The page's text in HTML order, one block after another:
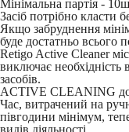
Мінімальна партія -
Засіб потрібно класти
Якщо забруднення
буде достатньо всього
Retigo Active Cleaner
виключає
засобів.
ACTIVE CLEANING
Час, витрачений на
півгодини мінімум,